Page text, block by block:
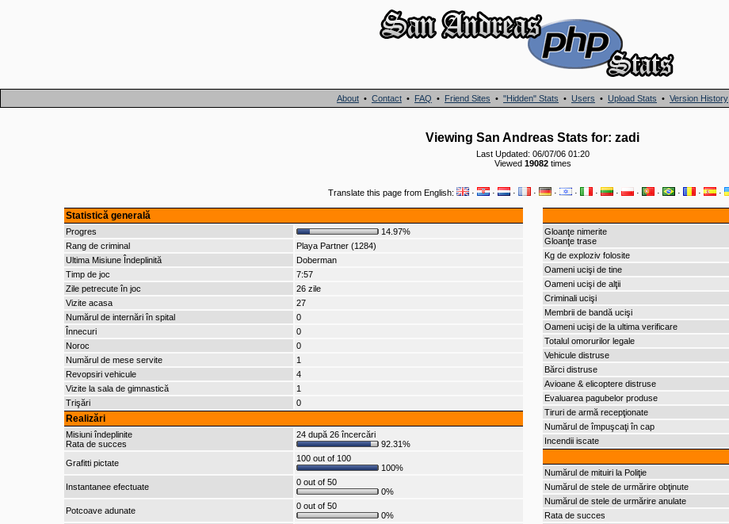
About • Contact • FAQ • Friend Sites • "Hidden" Stats • Users • Upload Stats • Version History
Viewing San Andreas Stats for: zadi
Last Updated: 06/07/06 01:20
Viewed 19082times
Translate this page from English: · · · · · · · · · · · · ·
Statistică generală
Progres
14.97%
Rang de criminal
Playa Partner (1284)
Ultima Misiune Îndeplinită
Doberman
Timp de joc
7:57
Zile petrecute în joc
26 zile
Vizite acasa
27
Numărul de internări în spital
0
Înnecuri
0
Noroc
0
Numărul de mese servite
1
Revopsiri vehicule
4
Vizite la sala de gimnastică
1
Trişări
0
Realizări
Misiuni îndeplinite
Rata de succes
24 după 26 încercări
92.31%
Grafitti pictate
100 out of 100
100%
Instantanee efectuate
0 out of 50
0%
Potcoave adunate
0 out of 50
0%
Gloanţe nimerite
Gloanţe trase
Kg de exploziv folosite
Oameni ucişi de tine
Oameni ucişi de alţii
Criminali ucişi
Membrii de bandă ucişi
Oameni ucişi de la ultima verificare
Totalul omorurilor legale
Vehicule distruse
Bărci distruse
Avioane & elicoptere distruse
Evaluarea pagubelor produse
Tiruri de armă recepţionate
Numărul de împuşcaţi în cap
Incendii iscate
Numărul de mituiri la Poliţie
Numărul de stele de urmărire obţinute
Numărul de stele de urmărire anulate
Rata de succes